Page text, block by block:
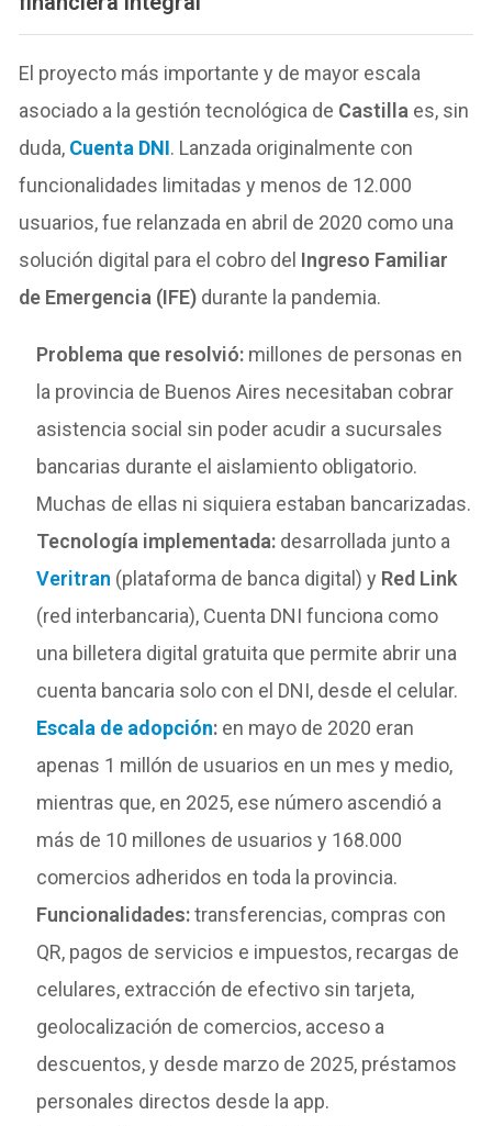
El proyecto más importante y de mayor escala
asociado a la gestión tecnológica de Castilla es, sin
duda, Cuenta DNI. Lanzada originalmente con
funcionalidades limitadas y menos de 12.000
usuarios, fue relanzada en abril de 2020 como una
solución digital para el cobro del Ingreso Familiar
de Emergencia (IFE) durante la pandemia.
Problema que resolvió: millones de personas en
la provincia de Buenos Aires necesitaban cobrar
asistencia social sin poder acudir a sucursales
bancarias durante el aislamiento obligatorio.
Muchas de ellas ni siquiera estaban bancarizadas.
Tecnología implementada: desarrollada junto a
Veritran (plataforma de banca digital) y Red Link
(red interbancaria), Cuenta DNI funciona como
una billetera digital gratuita que permite abrir una
cuenta bancaria solo con el DNI, desde el celular.
Escala de adopción: en mayo de 2020 eran
apenas 1 millón de usuarios en un mes y medio,
mientras que, en 2025, ese número ascendió a
más de 10 millones de usuarios y 168.000
comercios adheridos en toda la provincia.
Funcionalidades:transferencias, compras con
QR, pagos de servicios e impuestos, recargas de
celulares, extracción de efectivo sin tarjeta,
geolocalización de comercios, acceso a
descuentos, y desde marzo de 2025, préstamos
personales directos desde la app.